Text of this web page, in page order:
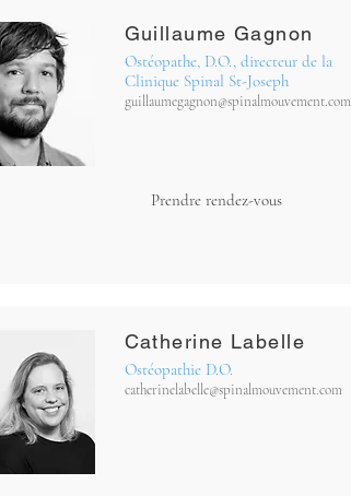
Guillaume Gagnon
Ostéopathe, D.O., directeur de la
Clinique Spinal St-Joseph
guillaumegagnon@spinalmouvement.com
Prendre rendez-vous
Catherine Labelle
Ostéopathie D.O.
catherinelabelle@spinalmouvement.com